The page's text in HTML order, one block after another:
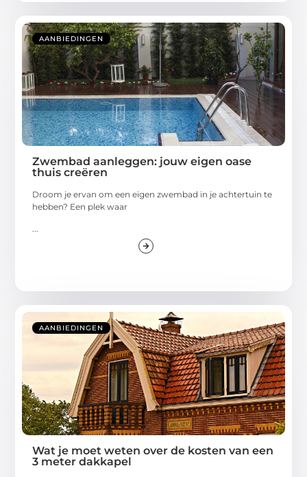
AANBIEDINGEN
Zwembad aanleggen: jouw eigen oase
thuis creëren
Droom je ervan om een eigen zwembad in je achtertuin te
hebben? Een plek waar
AANBIEDINGEN
Wat je moet weten over de kosten van een
3 meter dakkapel